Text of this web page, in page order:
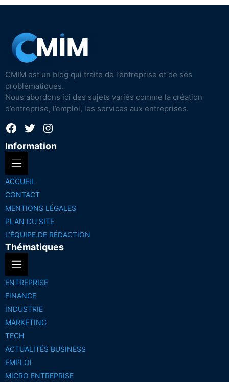
CMIM est un blog qui traite de l’entreprise et de ses
problématiques.
Nous abordons ici des sujets variés comme la création
d’entreprise, l’emploi, les services aux entreprises.
Facebook
TwitterInstagram
Information
ACCUEIL
CONTACT
MENTIONS LÉGALES
PLAN DU SITE
L’ÉQUIPE DE RÉDACTION
Thématiques
ENTREPRISE
FINANCE
INDUSTRIE
MARKETING
TECH
ACTUALITÉS BUSINESS
EMPLOI
MICRO ENTREPRISE